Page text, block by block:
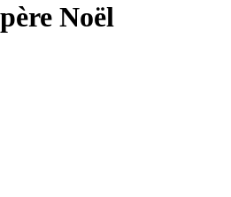
Noël